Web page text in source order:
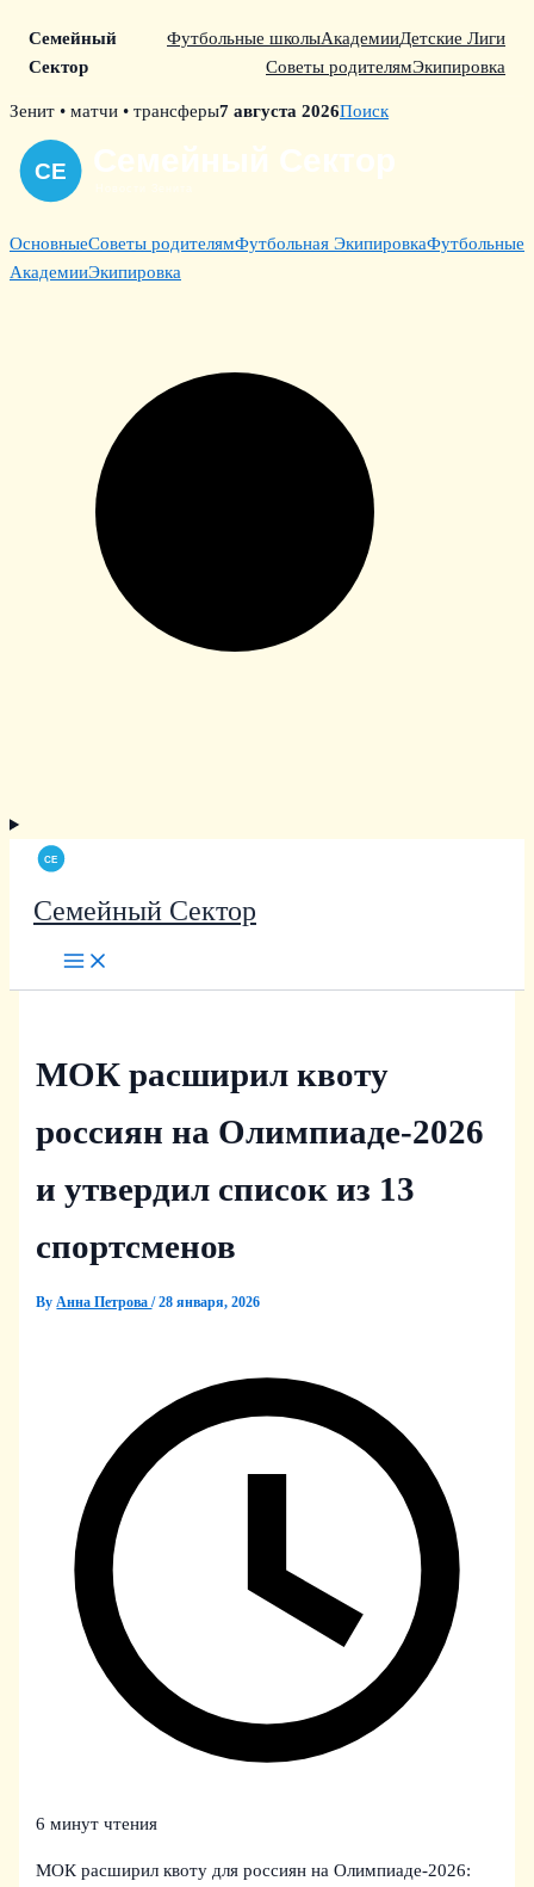
Семейный
Сектор
Футбольные школыАкадемииДетские Лиги
Советы родителямЭкипировка
Skip
content
Зенит • матчи • трансферы7 августа 2026Поиск
ОсновныеСоветы родителямФутбольная ЭкипировкаФутбольные
АкадемииЭкипировка
Семейный Сектор
МОК расширил квоту
россиян на Олимпиаде‑2026
и утвердил список из 13
спортсменов
ByАнна Петрова/28 января, 2026
6 минут чтения
МОК расширил квоту для россиян на Олимпиаде‑2026: